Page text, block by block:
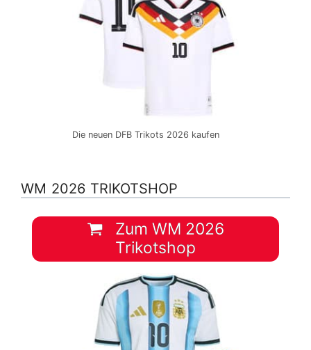
Die neuen DFB Trikots 2026 kaufen
WM 2026 TRIKOTSHOP
Zum WM 2026
Trikotshop